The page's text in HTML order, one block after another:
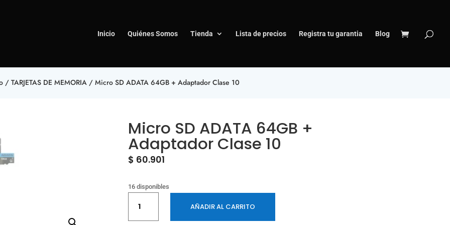
Inicio Quiénes Somos Tienda Lista de precios Registra tu garantia Blog
/ TARJETAS DE MEMORIA / Micro SD ADATA 64GB + Adaptador Clase 10
Micro SD ADATA 64GB +
Adaptador Clase 10
$ 60.901
16 disponibles
ADATA
AÑADIR AL CARRITO